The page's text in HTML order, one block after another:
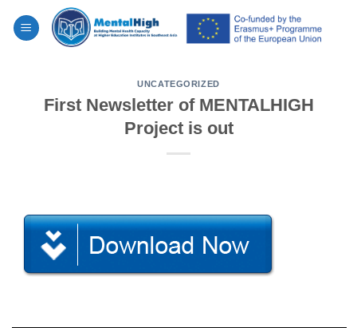
UNCATEGORIZED
First Newsletter of MENTALHIGH
Project is out